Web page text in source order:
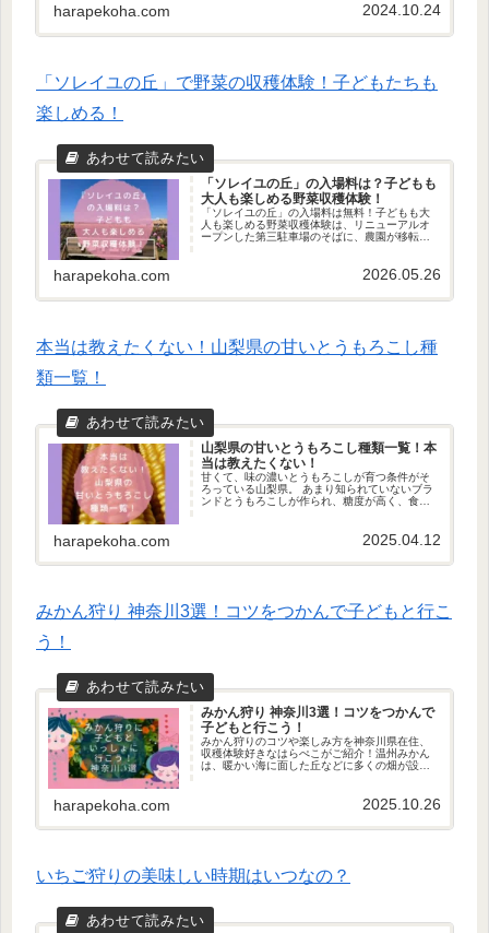
harapekoha.com 2024.10.24
「ソレイユの丘」で野菜の収穫体験！子どもたちも
楽しめる！
「ソレイユの丘」の入場料は？子どもも
大人も楽しめる野菜収穫体験！
「ソレイユの丘」の入場料は無料！子どもも大
人も楽しめる野菜収穫体験は、リニューアルオ
ープンした第三駐車場のそばに、農園が移転。
harapekoha.com 2026.05.26
本当は教えたくない！山梨県の甘いとうもろこし種
類一覧！
山梨県の甘いとうもろこし種類一覧！本
当は教えたくない！
甘くて、味の濃いとうもろこしが育つ条件がそ
ろっている山梨県。 あまり知られていないブラ
ンドとうもろこしが作られ、糖度が高く、食べ
harapekoha.com 2025.04.12
みかん狩り 神奈川3選！コツをつかんで子どもと行こ
う！
みかん狩り 神奈川3選！コツをつかんで
子どもと行こう！
みかん狩りのコツや楽しみ方を神奈川県在住、
収穫体験好きなはらぺこがご紹介！温州みかん
は、暖かい海に面した丘などに多くの畑が設け
harapekoha.com 2025.10.26
いちご狩りの美味しい時期はいつなの？